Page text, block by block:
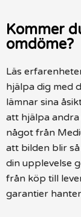
Kommer
omdöme?
Läs
hjälpa dig med
lämnar sina
att hjälpa
något från
att bilden blir
din upplevelse
från köp till
garantier